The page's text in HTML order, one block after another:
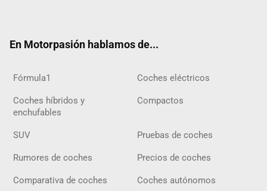
En Motorpasión hablamos de...
Fórmula1 Coches eléctricos
Coches híbridos y
enchufables
Compactos
SUV Pruebas de coches
Rumores de coches Precios de coches
Comparativa de coches Coches autónomos